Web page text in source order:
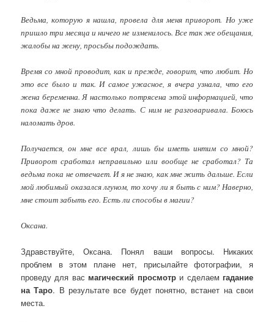
Ведьма, которую я нашла, провела для меня приворот. Но уже
пришло три месяца и ничего не изменилось. Все так же обещания,
жалобы на жену, просьбы подождать.
Время со мной проводит, как и прежде, говорит, что любит. Но
это все было и так. И самое ужасное, я вчера узнала, что его
жена беременна. Я настолько потрясена этой информацией, что
пока даже не знаю что делать. С ним не разговаривала. Боюсь
наломать дров.
Получается, он мне все врал, лишь бы иметь интим со мной?
Приворот сработал неправильно или вообще не сработал? Та
ведьма пока не отвечает. И я не знаю, как мне жить дальше. Если
мой любимый оказался лгуном, то хочу ли я быть с ним? Наверно,
мне стоит забыть его. Есть ли способы в магии?
Оксана.
Здравствуйте, Оксана. Понял ваши вопросы. Никаких
проблем в этом плане нет, присылайте фотографии, я
проведу для вас магический просмотри сделаем гадание
на Таро. В результате все будет понятно, встанет на свои
места.